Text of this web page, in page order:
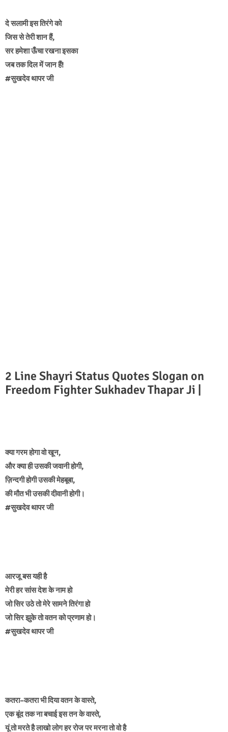
दे सलामी इस तिरंगे को
जिस से तेरी शान हैं,
सर हमेशा ऊँचा रखना इसका
जब तक दिल में जान हैं!
#सुखदेव थापर जी
2 Line Shayri Status Quotes Slogan on
Freedom Fighter Sukhadev Thapar Ji |
क्या गरम होगा वो खून,
और क्या ही उसकी जवानी होगी,
ज़िन्दगी होगी उसकी मेहबूबा,
की मौत भी उसकी दीवानी होगी।
#सुखदेव थापर जी
आरजू बस यही है
मेरी हर सांस देश के नाम हो
जो सिर उठे तो मेरे सामने तिरंगा हो
जो सिर झुके तो वतन को प्रणाम हो।
#सुखदेव थापर जी
कतरा–कतरा भी दिया वतन के वास्ते,
एक बूंद तक ना बचाई इस तन के वास्ते,
यूं तो मरते है लाखो लोग हर रोज पर मरना तो वो है